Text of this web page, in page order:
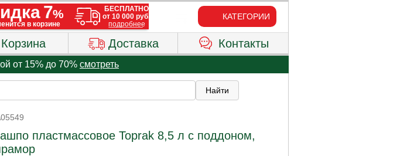
КАТЕГОРИИ
Корзина Доставка Контакты
от 15% до 70% смотреть
пластмассовое Toprak 8,5 л с поддоном,